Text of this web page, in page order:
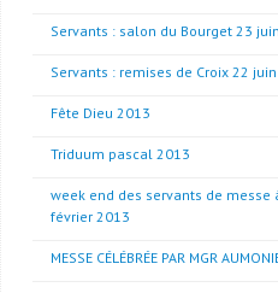
Servants : salon du Bourget 23
Servants : remises de Croix 22
Fête Dieu 2013
Triduum pascal 2013
week end des servants de messe
février 2013
MESSE CÉLÉBRÉE PAR MGR